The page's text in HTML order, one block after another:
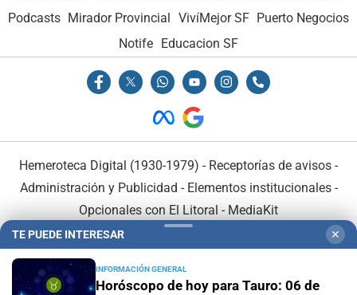
Podcasts Mirador Provincial VivíMejor SF Puerto Negocios
Notife Educacion SF
Hemeroteca Digital (1930-1979) - Receptorías de avisos -
Administración y Publicidad - Elementos institucionales-
Opcionales con El Litoral - MediaKit
TE PUEDE INTERESAR ✕
INFORMACIÓN GENERAL
Horóscopo de hoy para Tauro: 06 de